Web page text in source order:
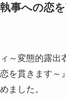
事への恋
ィ～変態的露出
を貫きます～
ました。